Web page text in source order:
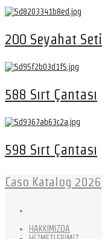
200 Seyahat Seti
588 Sırt Çantası
598 Sırt Çantası
Caso Katalog 2026
HAKKIMIZDA